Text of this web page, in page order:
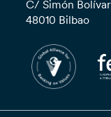
C/ Simón
48010 Bilbao